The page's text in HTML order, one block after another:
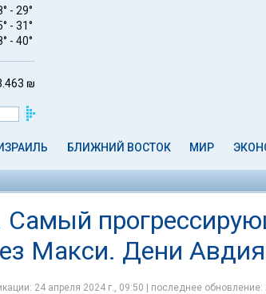
- 29°
- 31°
- 40°
₪
БЛИЖНИЙ ВОСТОК МИР
Макси. Дени
24 апреля 2024 г., 09:50 | последнее обновление: